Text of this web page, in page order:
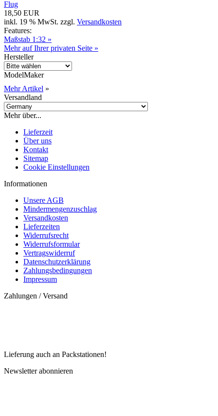
18,50 EUR
inkl. 19 % MwSt. zzgl. Versandkosten
Features:
Maßstab 1:32 »
Mehr auf Ihrer privaten Seite »
Hersteller
ModelMaker
Mehr Artikel »
Versandland
Mehr über...
Lieferzeit
Über uns
Kontakt
Sitemap
Cookie Einstellungen
Informationen
Unsere AGB
Mindermengenzuschlag
Versandkosten
Lieferzeiten
Widerrufsrecht
Widerrufsformular
Vertragswiderruf
Datenschutzerklärung
Zahlungsbedingungen
Impressum
Zahlungen / Versand
Lieferung auch an Packstationen!
Newsletter abonnieren